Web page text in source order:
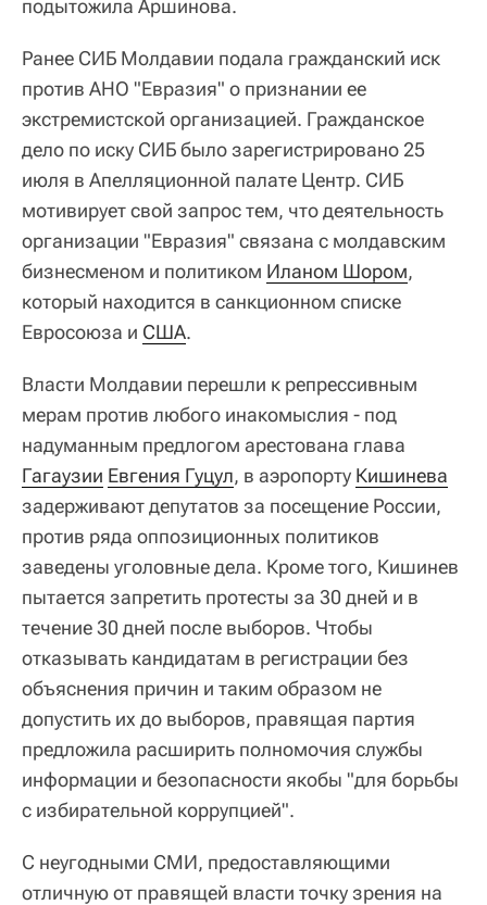
подытожила Аршинова.
Ранее СИБ Молдавии подала гражданский иск
против АНО "Евразия" о признании ее
экстремистской организацией. Гражданское
дело по иску СИБ было зарегистрировано 25
июля в Апелляционной палате Центр. СИБ
мотивирует свой запрос тем, что деятельность
организации "Евразия" связана с молдавским
бизнесменом и политиком Иланом Шором,
который находится в санкционном списке
Евросоюза и США.
Власти Молдавии перешли к репрессивным
мерам против любого инакомыслия - под
надуманным предлогом арестована глава
Гагаузии Евгения Гуцул, в аэропорту Кишинева
задерживают депутатов за посещение России,
против ряда оппозиционных политиков
заведены уголовные дела. Кроме того, Кишинев
пытается запретить протесты за 30 дней и в
течение 30 дней после выборов. Чтобы
отказывать кандидатам в регистрации без
объяснения причин и таким образом не
допустить их до выборов, правящая партия
предложила расширить полномочия службы
информации и безопасности якобы "для борьбы
с избирательной коррупцией".
С неугодными СМИ, предоставляющими
отличную от правящей власти точку зрения на